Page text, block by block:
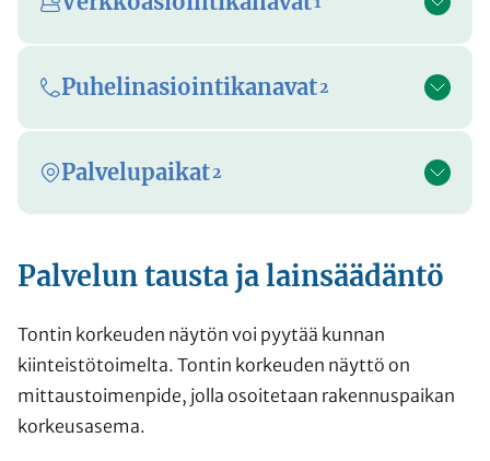
Puhelinasiointikanavat2
Palvelupaikat2
Palvelun tausta ja lainsäädäntö
Tontin korkeuden näytön voi pyytää kunnan
kiinteistötoimelta. Tontin korkeuden näyttö on
mittaustoimenpide, jolla osoitetaan rakennuspaikan
korkeusasema.